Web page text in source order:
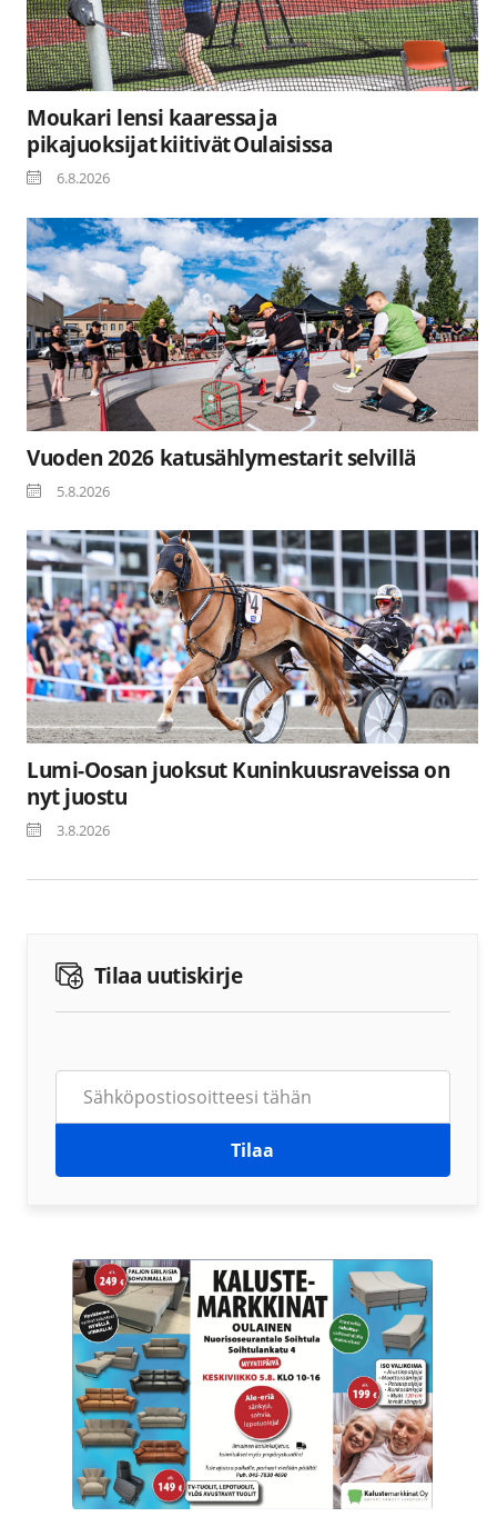
Moukari lensi kaaressa ja
pikajuoksijat kiitivät Oulaisissa
6.8.2026
Vuoden 2026 katusählymestarit selvillä
5.8.2026
Lumi-Oosan juoksut Kuninkuusraveissa on
nyt juostu
3.8.2026
Tilaa uutiskirje
Tilaa